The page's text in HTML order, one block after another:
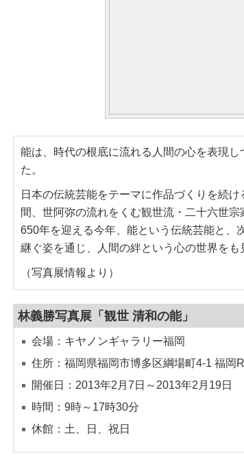
能は、時代の根底に流れる人間の心を表現
た。
日本の伝統芸能をテーマに作品づくりを続
間、世阿弥の流れをくむ観世流・二十六世
650年を迎える今年、能という伝統芸能と、
継ぐ姿を通じ、人間の絆という心の世界をも
（写真展情報より）
林義勝写真展「観世 清和の能」
会場：キヤノンギャラリー福岡
住所：福岡県福岡市博多区綱場町4-1 福岡
開催日：2013年2月7日～2013年2月19日
時間：9時～17時30分
休館：土、日、祝日